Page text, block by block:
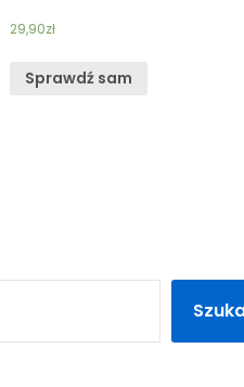
29,90zł
Sprawdź sam